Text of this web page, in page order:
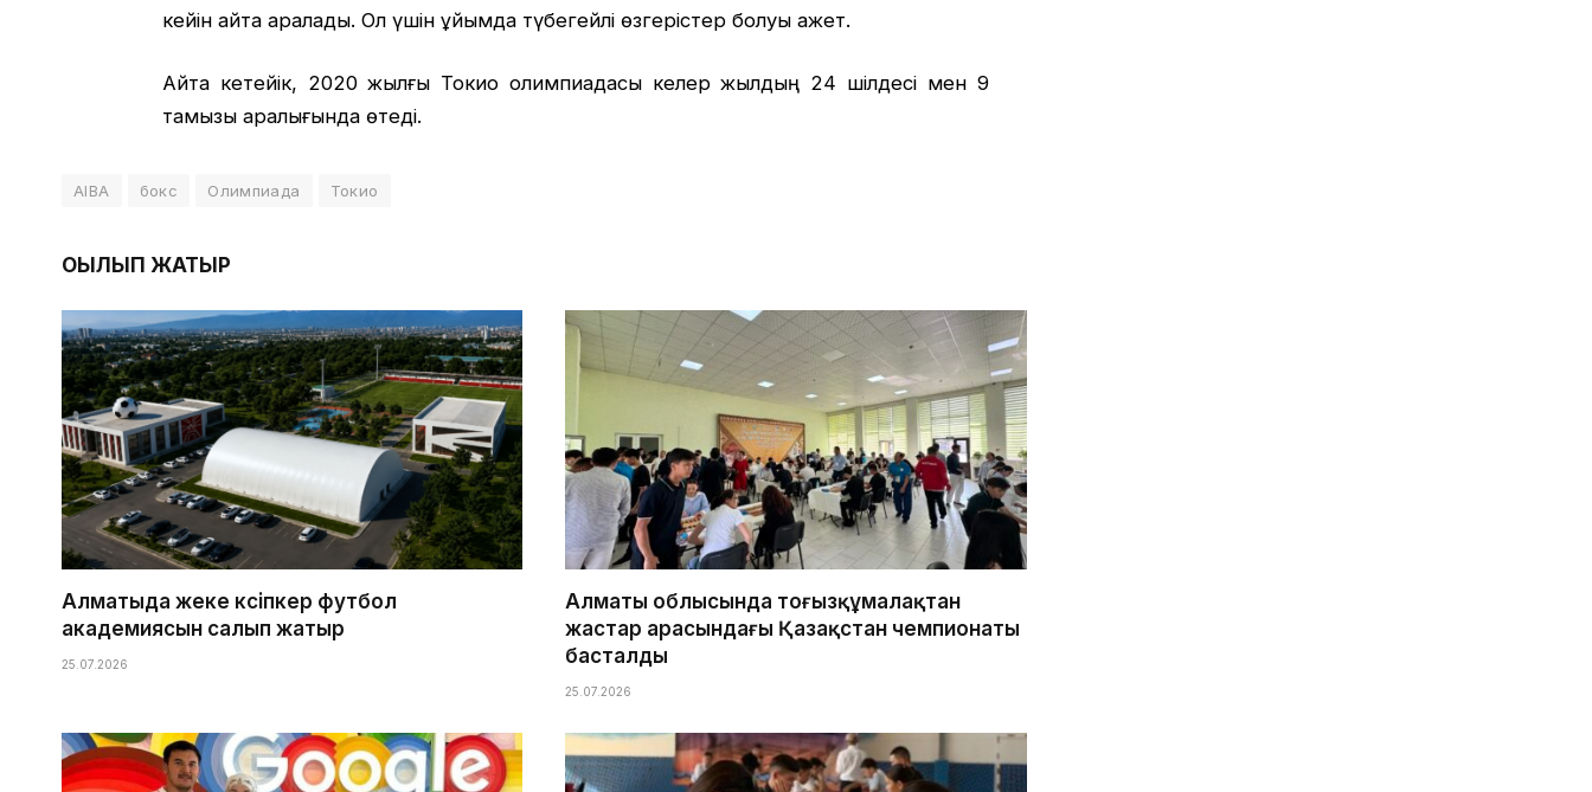
кейін қайта қаралады. Ол үшін ұйымда түбегейлі өзгерістер болуы қажет.
Айта кетейік, 2020 жылғы Токио олимпиадасы келер жылдың 24 шілдесі мен 9
тамызы аралығында өтеді.
AIBA бокс Олимпиада Токио
ОҚЫЛЫП ЖАТЫР
Алматыда жеке кәсіпкер футбол
академиясын салып жатыр
25.07.2026
Алматы облысында тоғызқұмалақтан
жастар арасындағы Қазақстан чемпионаты
басталды
25.07.2026